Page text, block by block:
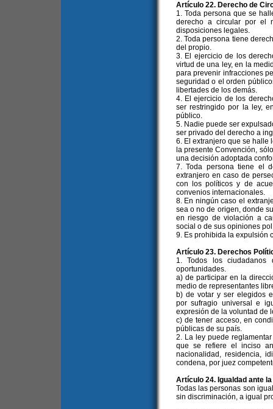
Artículo 22. Derecho de
1. Toda persona que se
derecho a circular por el
disposiciones legales.
2. Toda persona tiene
del propio.
3. El ejercicio de los
virtud de una ley, en la
para prevenir infracciones
seguridad o el orden
libertades de los demás.
4. El ejercicio de los
ser restringido por la ley,
público.
5. Nadie puede ser
ser privado del derecho a
6. El extranjero que se halle
la presente Convención,
una decisión adoptada
7. Toda persona tiene el
extranjero en caso de
con los políticos y de
convenios internacionales.
8. En ningún caso el
sea o no de origen, donde
en riesgo de violación a
social o de sus opiniones
9. Es prohibida la expulsión
Artículo 23. Derechos
1. Todos los
oportunidades.
a) de participar en la
medio de representantes
b) de votar y ser elegidos
por sufragio universal e
expresión de la voluntad de
c) de tener acceso, en
públicas de su país.
2. La ley puede
que se refiere el inciso
nacionalidad, residencia,
condena, por juez
Artículo 24. Igualdad ante
Todas las personas son
sin discriminación, a igual